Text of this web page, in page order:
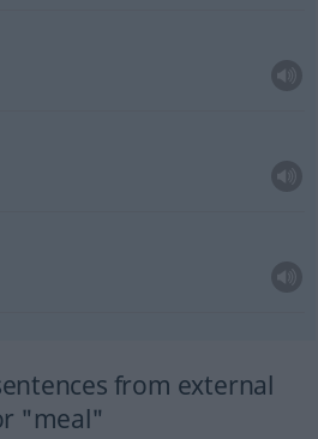
from external
"meal"